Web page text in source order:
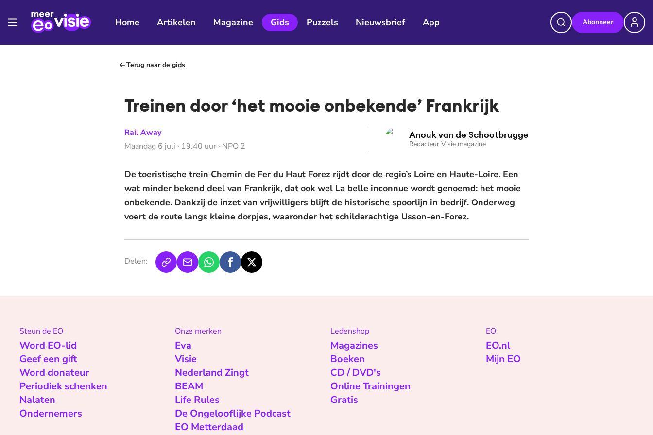
Home Artikelen Magazine Gids Puzzels Nieuwsbrief App Abonneer
Terug naar de gids
Treinen door ‘het mooie onbekende’ Frankrijk
Rail Away
Maandag 6 juli · 19.40 uur · NPO 2
Anouk van de Schootbrugge
Redacteur Visie magazine
De toeristische trein Chemin de Fer du Haut Forez rijdt door de regio’s Loire en Haute-Loire. Een
wat minder bekend deel van Frankrijk, dat ook wel La belle inconnue wordt genoemd: het mooie
onbekende. Dankzij de inzet van vrijwilligers blijft de historische spoorlijn in bedrijf. Onderweg
voert de route langs kleine dorpjes, waaronder het schilderachtige Usson-en-Forez.
Delen:
Steun de EO
Word EO-lid
Geef een gift
Word donateur
Periodiek schenken
Nalaten
Ondernemers
Onze merken
Eva
Visie
Nederland Zingt
BEAM
Life Rules
De Ongelooflijke Podcast
EO Metterdaad
Ledenshop
Magazines
Boeken
CD / DVD's
Online Trainingen
Gratis
EO
EO.nl
Mijn EO